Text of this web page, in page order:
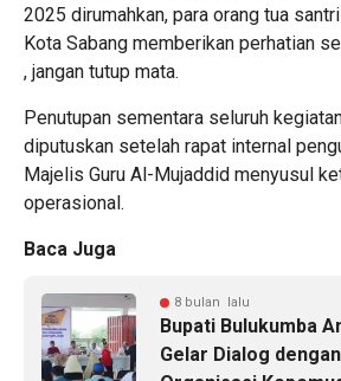
2025 dirumahkan, para orang tua
Kota Sabang memberikan perhatian
, jangan tutup mata.
Penutupan sementara seluruh
diputuskan setelah rapat internal
Majelis Guru Al-Mujaddid menyusul
operasional.
Baca Juga
8 bulan lalu
Bupati Bulukumba
Gelar Dialog